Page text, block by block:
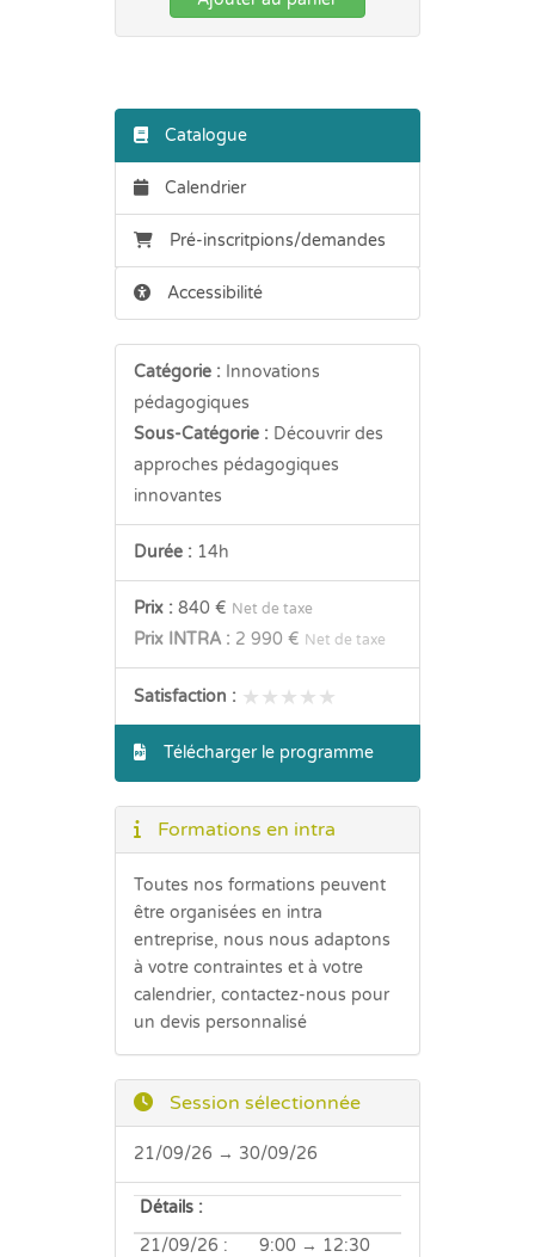
Catalogue
Calendrier
Pré-inscritpions/demandes
Accessibilité
Catégorie : Innovations
pédagogiques
Sous-Catégorie : Découvrir des
approches pédagogiques
innovantes
Durée :14h
Prix : 840 € Net de taxe
Prix INTRA : 2 990 € Net de taxe
Satisfaction : ★★★★★
★★★★★
Télécharger le programme
Formations en intra
Toutes nos formations peuvent
être organisées en intra
entreprise, nous nous adaptons
à votre contraintes et à votre
calendrier, contactez-nous pour
un devis personnalisé
Session sélectionnée
21/09/26 → 30/09/26
Détails :
21/09/26 :
9:00 → 12:30